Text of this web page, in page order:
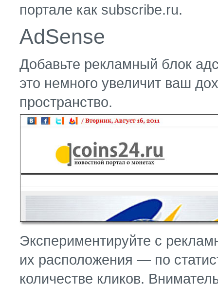
портале как subscribe.ru.
AdSense
Добавьте рекламный блок
это немного увеличит ваш
пространство.
Экспериментируйте с
их расположения — по
количестве кликов.